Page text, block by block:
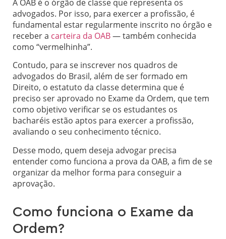
A OAB é o órgão de classe que representa os
advogados. Por isso, para exercer a profissão, é
fundamental estar regularmente inscrito no órgão e
receber a carteira da OAB— também conhecida
como “vermelhinha”.
Contudo, para se inscrever nos quadros de
advogados do Brasil, além de ser formado em
Direito, o estatuto da classe determina que é
preciso ser aprovado no Exame da Ordem, que tem
como objetivo verificar se os estudantes os
bacharéis estão aptos para exercer a profissão,
avaliando o seu conhecimento técnico.
Desse modo, quem deseja advogar precisa
entender como funciona a prova da OAB, a fim de se
organizar da melhor forma para conseguir a
aprovação.
Como funciona o Exame da
Ordem?